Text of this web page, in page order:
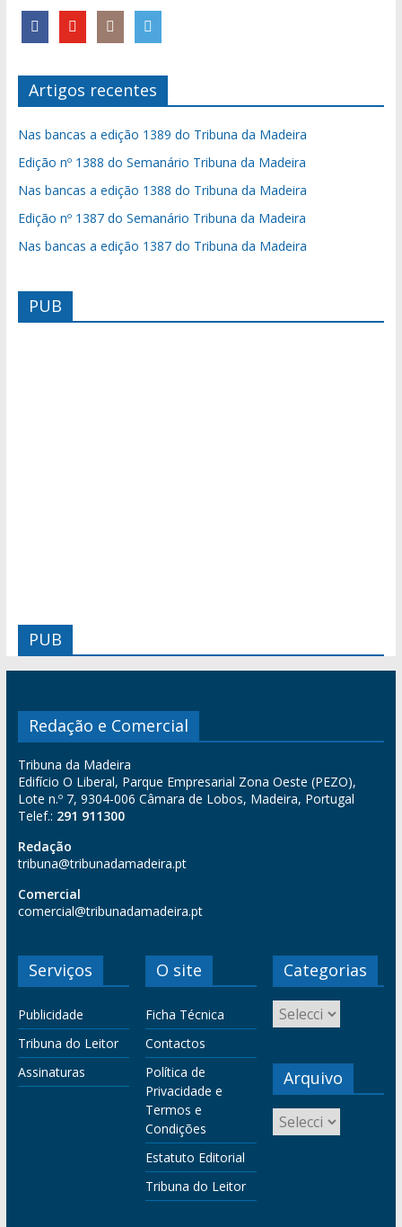
Artigos recentes
Nas bancas a edição 1389 do Tribuna da Madeira
Edição nº 1388 do Semanário Tribuna da Madeira
Nas bancas a edição 1388 do Tribuna da Madeira
Edição nº 1387 do Semanário Tribuna da Madeira
Nas bancas a edição 1387 do Tribuna da Madeira
PUB
PUB
Redação e Comercial
Tribuna da Madeira
Edifício O Liberal, Parque Empresarial Zona Oeste (PEZO),
Lote n.º 7, 9304-006 Câmara de Lobos, Madeira, Portugal
Telef.: 291 911300
Redação
tribuna@tribunadamadeira.pt
Comercial
comercial@tribunadamadeira.pt
Serviços
Publicidade
Tribuna do Leitor
Assinaturas
O site
Ficha Técnica
Contactos
Política de
Privacidade e
Termos e
Condições
Estatuto Editorial
Tribuna do Leitor
Categorias
Arquivo